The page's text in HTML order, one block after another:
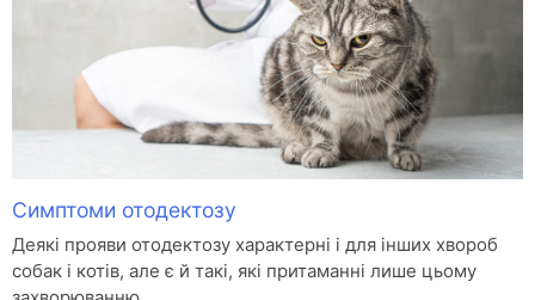
Симптоми отодектозу
Деякі прояви отодектозу характерні і для інших хвороб
собак і котів, але є й такі, які притаманні лише цьому